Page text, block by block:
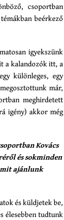
csoportban
beérkező
igyekszünk
a kalandozók itt, a
különleges, egy
már,
meghirdetett
igény) akkor még
Kovács
és sokminden
ajánlunk
és küldjetek be,
élesebben tudtunk